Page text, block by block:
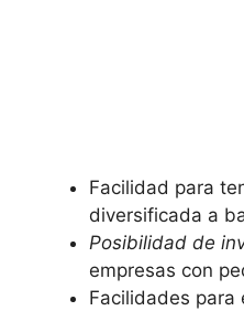
Facilidad para
diversificada a
Posibilidad de
⁣empresas con
Facilidades para